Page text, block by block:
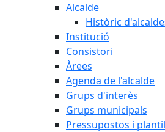
Alcalde
Històric
Institució
Consistori
Àrees
Agenda de l'alcalde
Grups d'interès
Grups municipals
Pressupostos i